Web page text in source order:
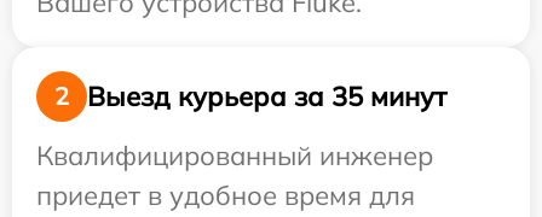
2
Выезд курьера за 35 минут
Квалифицированный инженер
приедет в удобное время для